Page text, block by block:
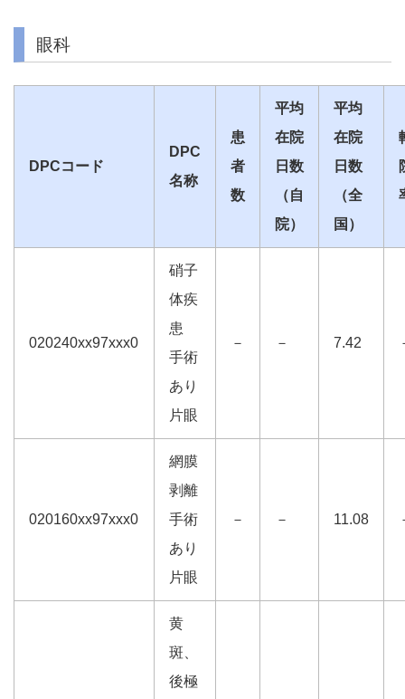
眼科
DPCコード
DPC
名称
患
者
数
平均
在院
日数
（自
院）
平均
在院
日数
（全
国）
020240xx97xxx0
硝子
体疾
患
手術
あり
片眼
－ － 7.42
020160xx97xxx0
網膜
剥離
手術
あり
片眼
－ － 11.08
黄
斑、
後極